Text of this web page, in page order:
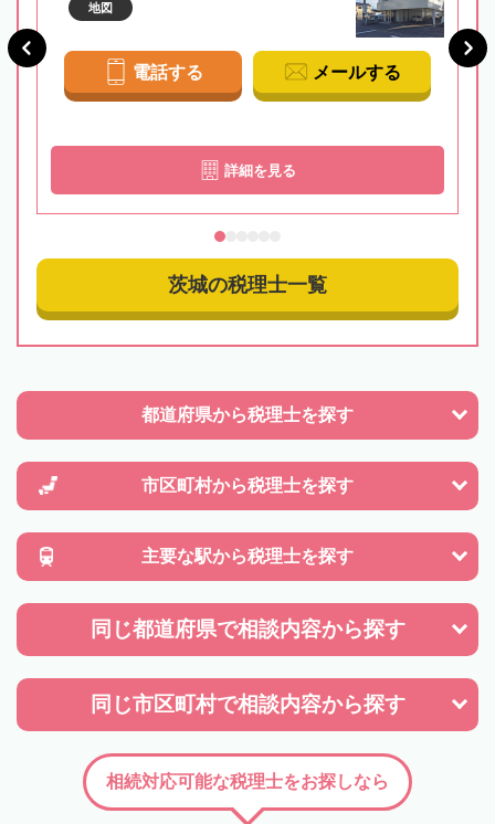
地図
電話する メールする
詳細を見る
茨城の税理士一覧
都道府県から税理士を探す
市区町村から税理士を探す
主要な駅から税理士を探す
同じ都道府県で相談内容から探す
同じ市区町村で相談内容から探す
相続対応可能な税理士をお探しなら